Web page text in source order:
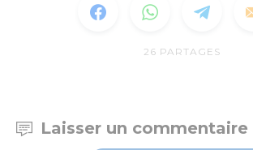
26 PARTAGES
Laisser un commentaire